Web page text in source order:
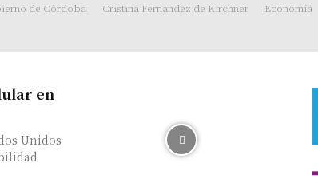
de Córdoba Cristina Fernandez de Kirchner Economía
en
Unidos